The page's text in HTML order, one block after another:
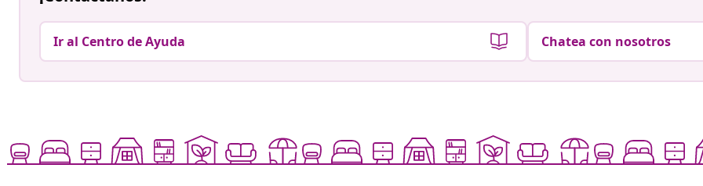
Ir al Centro de Ayuda Chatea con nosotros